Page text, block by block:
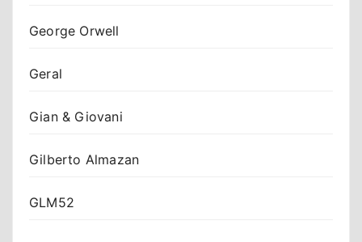
George Orwell
Geral
Gian & Giovani
Gilberto Almazan
GLM52